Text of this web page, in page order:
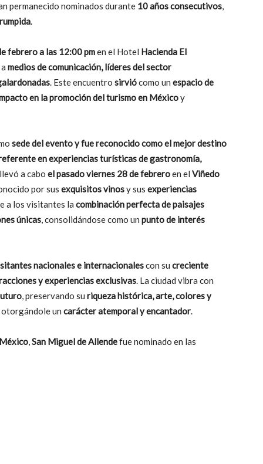
permanecido nominados durante 10 años consecutivos,
.
febrero a las 12:00 pmen el Hotel Hacienda El
a medios de comunicación, líderes del sector
. Este encuentro sirviócomo un espacio de
en la promoción del turismo en Méxicoy
sede del evento y fue reconocido como el mejor destino
en experiencias turísticas de gastronomía,
a cabo el pasado viernes 28 de febreroen el Viñedo
por sus exquisitos vinosy sus experiencias
a los visitantes la combinación perfecta de paisajes
únicas, consolidándose como un punto de interés
nacionales e internacionalescon su creciente
y experiencias exclusivas. La ciudad vibra con
, preservando su riqueza histórica, arte, colores y
otorgándole un carácter atemporal y encantador.
,San Miguel de Allendefue nominado en las